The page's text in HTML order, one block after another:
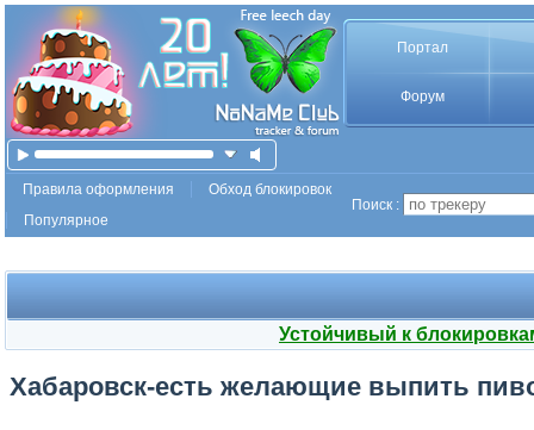
Портал
Форум
Правила оформления
Обход блокировок
Популярное
Поиск :
Устойчивый к
Хабаровск-есть желающие выпить